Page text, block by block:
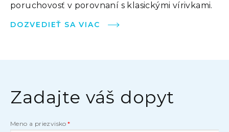
poruchovosť v porovnaní s klasickými vírivkami.
DOZVEDIEŤ SA VIAC
Zadajte váš dopyt
Meno a priezvisko